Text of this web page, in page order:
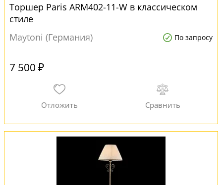
Торшер Paris ARM402-11-W в классическом
стиле
Maytoni (Германия)
По запросу
7 500 ₽